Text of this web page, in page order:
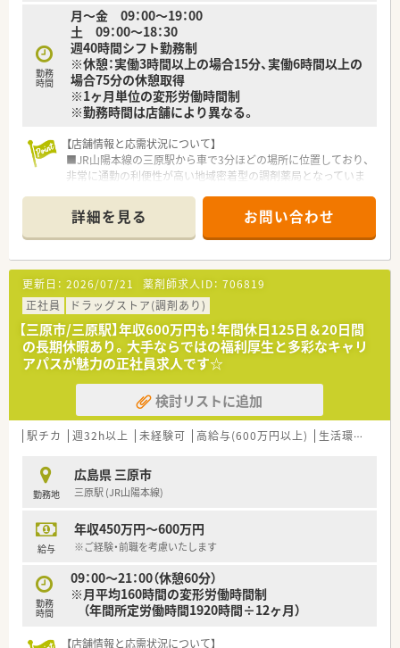
勤務
時間
月～金 09：00～19：00
土 09：00～18：30
週40時間シフト勤務制
※休憩：実働3時間以上の場合15分、実働6時間以上の
場合75分の休憩取得
※1ヶ月単位の変形労働時間制
※勤務時間は店舗により異なる。
【店舗情報と応需状況について】
■JR山陽本線の三原駅から車で3分ほどの場所に位置しており、
非常に通勤の利便性が高い地域密着型の調剤薬局となっていま
■門前の耳鼻咽喉科をメインに応需しており、1日あたりの処方
箋枚数は約130枚となっており、広域からも受け付けています。
■現在は常勤薬剤師4名と非常勤薬剤師2名の体制で運営してお
り、薬剤師がゆとりを持って日々の業務に専念できる人員配置で
す。
【法人特徴について】
■中四国エリアで業界最大規模の店舗数を誇る大手グループで
あり、安定した経営基盤と高い成長性を兼ね備えている企業法人
です。
■すべてのドラッグストアを調剤併設店にすることを目指して
おり、地域住民の生活をトータルサポートする体制を整えていま
■近隣店舗が多いため急な欠員時にも相互に助け合える体制が
あり、会社全体で薬剤師の働きやすさを強力にバックアップして
【求人情報について】
■三原市エリアでの勤務においては年収490万円から600万円の
す。
■月給には一律75,000円の薬剤師手当が含まれるほか、世帯主
す。
■昇給は年1回で賞与は年2回の合計4.5か月分支給される実績が
あり、正社員として腰を据えて長く働ける優れた条件です。
【勤務実態について】
詳細を見る お問い合わせ
更新日： 2026/07/21 薬剤師求人ID： 706819
正社員
ドラッグストア(調剤あり)
【三原市/三原駅】年収600万円も！年間休日125日＆20日間
の長期休暇あり。大手ならではの福利厚生と多彩なキャリ
アパスが魅力の正社員求人です☆
検討リストに追加
駅チカ 週32h以上 未経験可 高給与(600万円以上) 生活環境充実
勤務地
広島県 三原市
三原駅 (JR山陽本線)
給与
年収450万円～600万円
※ご経験・前職を考慮いたします
勤務
時間
09：00～21：00（休憩60分）
※月平均160時間の変形労働時間制
（年間所定労働時間1920時間÷12ヶ月）
【店舗情報と応需状況について】